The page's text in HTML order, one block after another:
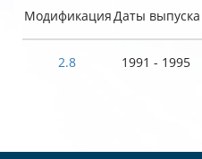
МодификацияДаты выпуска
2.8 1991 - 1995